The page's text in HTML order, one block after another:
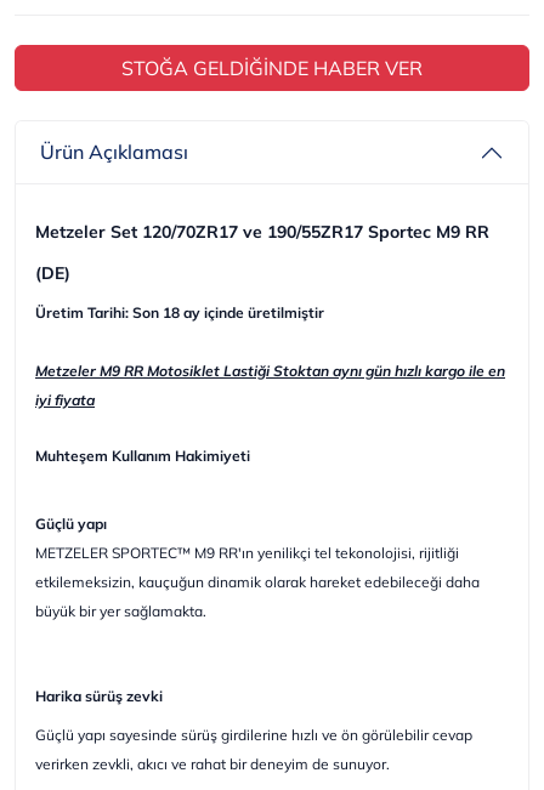
STOĞA GELDİĞİNDE HABER VER
Ürün Açıklaması
Metzeler Set 120/70ZR17 ve 190/55ZR17 Sportec M9 RR
(DE)
Üretim Tarihi: Son 18 ay içinde üretilmiştir
Metzeler M9 RR Motosiklet Lastiği Stoktan aynı gün hızlı kargo ile en
iyi fiyata
Muhteşem Kullanım Hakimiyeti
Güçlü yapı
METZELER SPORTEC™ M9 RR'ın yenilikçi tel tekonolojisi, rijitliği
etkilemeksizin, kauçuğun dinamik olarak hareket edebileceği daha
büyük bir yer sağlamakta.
Harika sürüş zevki
Güçlü yapı sayesinde sürüş girdilerine hızlı ve ön görülebilir cevap
verirken zevkli, akıcı ve rahat bir deneyim de sunuyor.